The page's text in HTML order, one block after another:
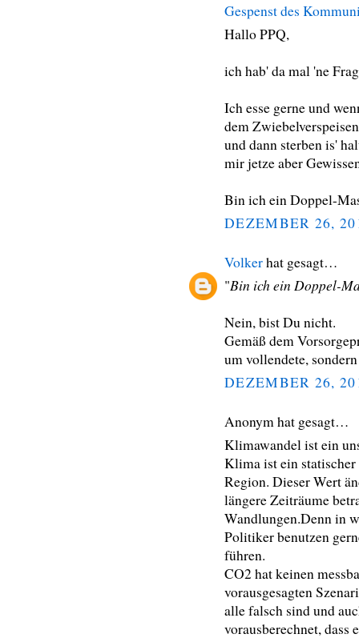
Gespenst des
Hallo PPQ,
ich hab' da mal 'ne
Ich esse gerne und
dem
und dann sterben is'
mir jetze aber
Bin ich ein Doppel-
DEZEMBER 26,
Volkerhat gesagt…
"Bin ich ein Doppel-
Nein, bist Du nicht.
Gemäß dem
um vollendete,
DEZEMBER 26,
Anonym hat gesagt…
Klimawandel ist ein
Klima ist ein statischer
Region. Dieser Wert
längere Zeiträume
Wandlungen.Denn in
Politiker benutzen
führen.
CO2 hat keinen
vorausgesagten
alle falsch sind und
vorausberechnet, dass